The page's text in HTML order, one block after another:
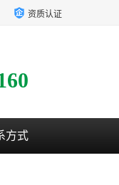
资质认证
方式